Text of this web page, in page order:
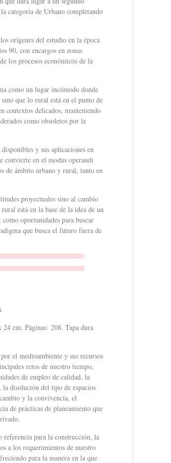
categoría de Urbano completando
orígenes del estudio en la época
90, con encargos en zonas
los procesos económicos de la
como un lugar incómodo donde
que lo rural está en el punto de
contextos delicados, manteniendo
como obsoletos por la
y sus aplicaciones en
convierte en el modus operandi
de ámbito urbano y rural, tanto en
proyectuales sino al cambio
está en la base de la idea de un
oportunidades para buscar
que busca el futuro fuera de
cm. Páginas: 208. Tapa dura
el medioambiente y sus recursos
retos de nuestro tiempo,
de empleo de calidad, la
disolución del tipo de espacios
y la convivencia, el
de prácticas de planeamiento que
referencia para la construcción, la
a los requerimientos de nuestro
para la manera en la que